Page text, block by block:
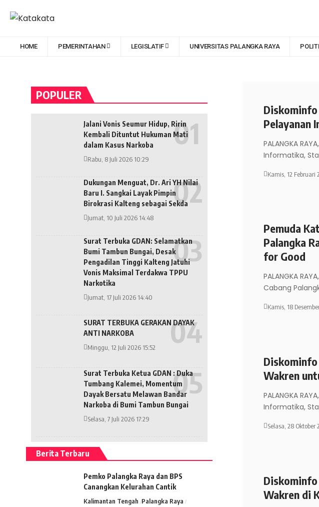
HOME PEMERINTAHAN LEGISLATIF UNIVERSITAS PALANGKA RAYA
Diskominfo
Pelayanan
PALANGKA
Informatika,
Kamis, 12 Februari
Pemuda
Palangka
for Good
PALANGKA
Cabang
Kamis, 18
Diskominfo
Wakren
PALANGKA
Informatika,
Selasa, 28 Oktober
Diskominfo
Wakren di
POPULER
Jalani Vonis Seumur Hidup, Ririn
Kembali Dituntut Hukuman Mati
dalam Kasus Narkoba
Rabu, 8 Juli 2026 10:29
Dukungan Menguat, Dr. Ari YH Nilai
Baru I. Sangkai Layak Pimpin
Birokrasi Kalteng sebagai Sekda
Jumat, 10 Juli 2026 14:48
Surat Terbuka GDAN: Selamatkan
Bumi Tambun Bungai, Desak
Pengadilan Tinggi Kalteng Jatuhi
Vonis Maksimal Terdakwa TPPU
Narkotika
Jumat, 17 Juli 2026 14:40
SURAT TERBUKA GERAKAN DAYAK
ANTI NARKOBA
Minggu, 12 Juli 2026 15:52
Surat Terbuka Ketua GDAN : Duka
Tumbang Kalemei, Momentum
Dayak Bersatu Melawan Bandar
Narkoba di Bumi Tambun Bungai
Selasa, 7 Juli 2026 17:29
Berita Terbaru
Pemko Palangka Raya dan BPS
Canangkan Kelurahan Cantik
Kalimantan Tengah Palangka Raya